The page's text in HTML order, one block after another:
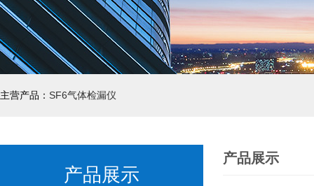
主营产品： SF6气体检漏仪
产品展示
产品展示